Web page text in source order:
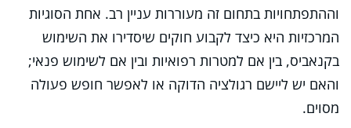
וההתפתחויות בתחום זה מעוררות עניין רב. אחת הסוגיות
המרכזיות היא כיצד לקבוע חוקים שיסדירו את השימוש
בקנאביס, בין אם למטרות רפואיות ובין אם לשימוש פנאי;
והאם יש ליישם רגולציה הדוקה או לאפשר חופש פעולה
מסוים.